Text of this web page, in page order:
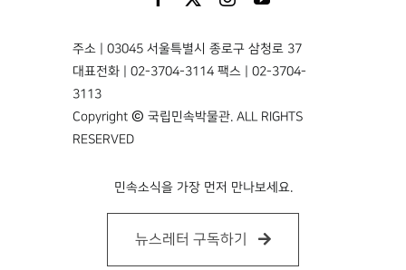
주소 | 03045 서울특별시 종로구 삼청로 37
대표전화 | 02-3704-3114 팩스 | 02-3704-
3113
Copyright © 국립민속박물관. ALL RIGHTS
RESERVED
민속소식을 가장 먼저 만나보세요.
뉴스레터 구독하기